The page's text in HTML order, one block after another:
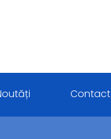
Contact